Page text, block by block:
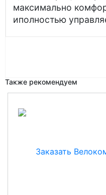
максимально
иполностью
Также рекомендуем